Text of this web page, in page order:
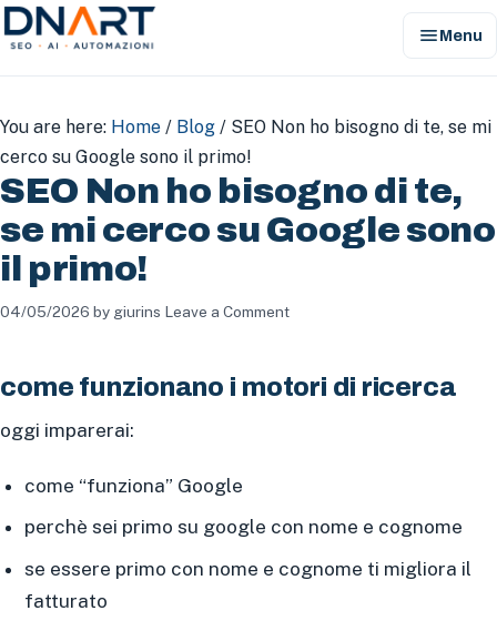
DNArt menuMenu
You are here: Home / Blog / SEO Non ho bisogno di te, se mi
cerco su Google sono il primo!
SEO Non ho bisogno di te,
se mi cerco su Google sono
il primo!
04/05/2026 by giurins Leave a Comment
come funzionano i motori di ricerca
oggi imparerai:
come “funziona” Google
perchè sei primo su google con nome e cognome
se essere primo con nome e cognome ti migliora il
fatturato